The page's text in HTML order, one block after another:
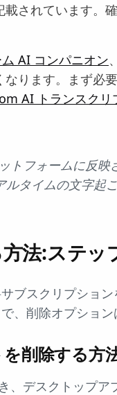
されています。確
ム AI コンパニオン
ります。まず必
AI トランスクリ
トフォームに反映
タイムの文字起
法:ステッ
ブスクリプショ
、削除オプション
削除する方
、デスクトップ